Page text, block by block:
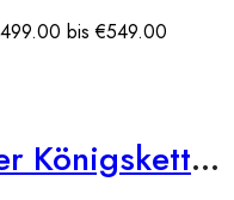
bis €549.00
925er Sterling Silber Königskette Massiv 5,00 mm (rhodniert)